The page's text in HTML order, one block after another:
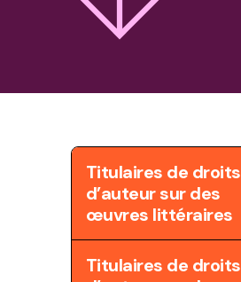
Titulaires de droits
d’auteur sur des
œuvres littéraires
Titulaires de droits